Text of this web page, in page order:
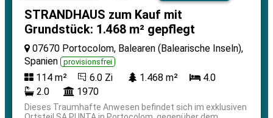
STRANDHAUS zum Kauf mit
Grundstück: 1.468 m² gepflegt
07670 Portocolom, Balearen (Balearische Inseln),
Spanien provisionsfrei
114 m² 6.0 Zi 1.468 m²
4.0
2.0
1970
Dieses Traumhafte Anwesen befindet sich im exklusiven